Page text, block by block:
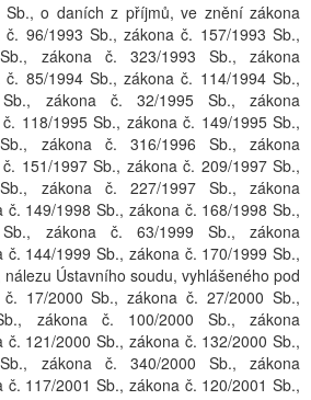
Sb., o daních z příjmů, ve znění zákona
96/1993 Sb., zákona č. 157/1993 Sb.,
zákona č. 323/1993 Sb., zákona
85/1994 Sb., zákona č. 114/1994 Sb.,
zákona č. 32/1995 Sb., zákona
118/1995 Sb., zákona č. 149/1995 Sb.,
zákona č. 316/1996 Sb., zákona
151/1997 Sb., zákona č. 209/1997 Sb.,
zákona č. 227/1997 Sb., zákona
č. 149/1998 Sb., zákona č. 168/1998 Sb.,
zákona č. 63/1999 Sb., zákona
č. 144/1999 Sb., zákona č. 170/1999 Sb.,
Ústavního soudu, vyhlášeného pod
17/2000 Sb., zákona č. 27/2000 Sb.,
zákona č. 100/2000 Sb., zákona
č. 121/2000 Sb., zákona č. 132/2000 Sb.,
zákona č. 340/2000 Sb., zákona
č. 117/2001 Sb., zákona č. 120/2001 Sb.,